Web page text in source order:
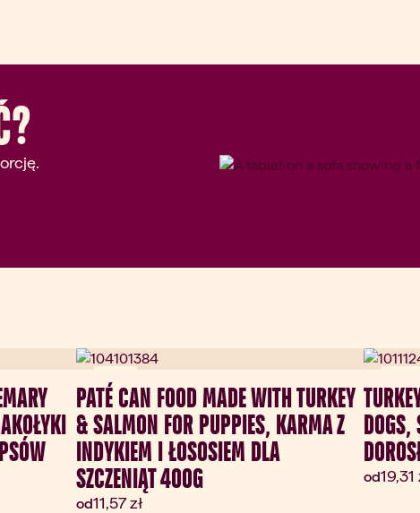
PATÉ CAN FOOD MADE WITH TURKEY
& SALMON FOR PUPPIES, KARMA Z
INDYKIEM I ŁOSOSIEM DLA
SZCZENIĄT 400G
odAktualna cena:
11,57 zł
od19,31